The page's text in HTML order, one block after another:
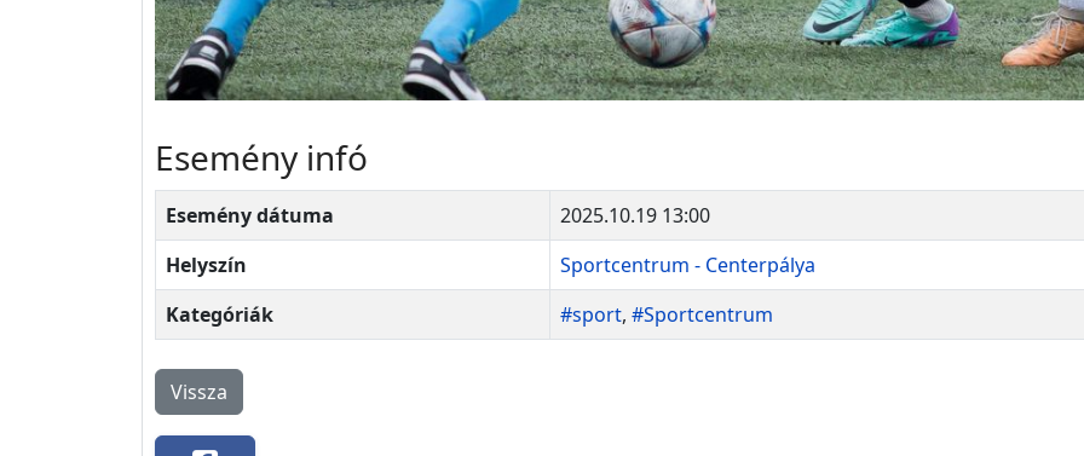
Esemény infó
Esemény dátuma
2025.10.19 13:00
Helyszín
Sportcentrum - Centerpálya
Kategóriák
#sport, #Sportcentrum
Vissza